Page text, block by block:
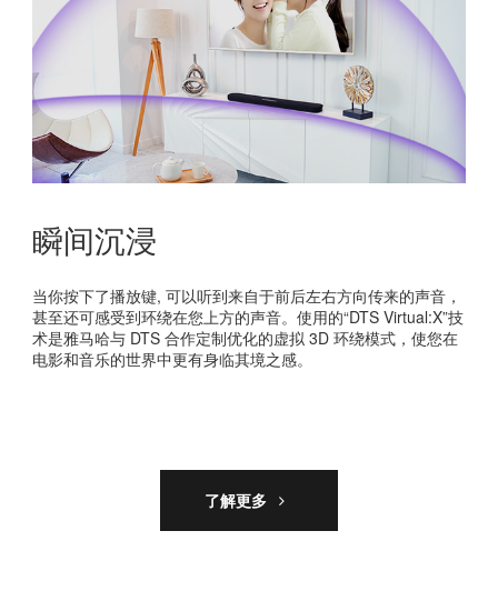
瞬间沉浸
当你按下了播放键, 可以听到来自于前后左右方向传来的声音，
甚至还可感受到环绕在您上方的声音。使用的“DTS Virtual:X”技
术是雅马哈与 DTS 合作定制优化的虚拟 3D 环绕模式，使您在
电影和音乐的世界中更有身临其境之感。
了解更多